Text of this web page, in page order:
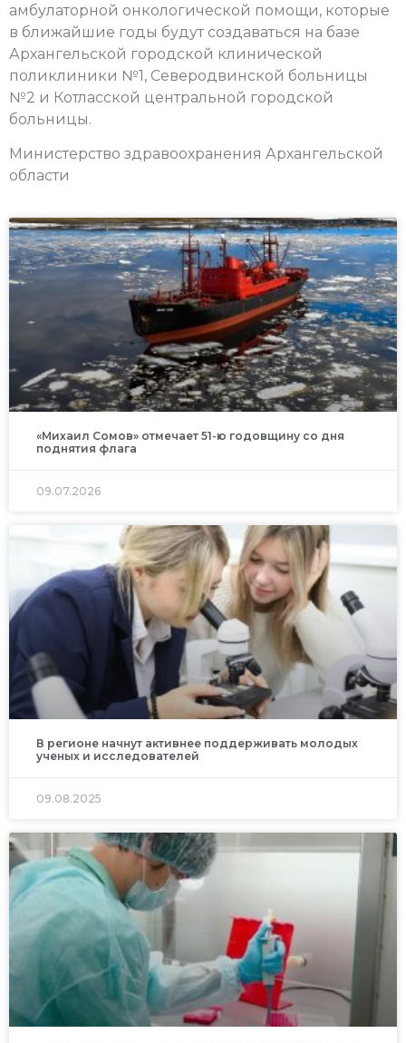
амбулаторной онкологической помощи, которые
в ближайшие годы будут создаваться на базе
Архангельской городской клинической
поликлиники №1, Северодвинской больницы
№2 и Котласской центральной городской
больницы.
Министерство здравоохранения Архангельской
области
«Михаил Сомов» отмечает 51-ю годовщину со дня
поднятия флага
09.07.2026
В регионе начнут активнее поддерживать молодых
ученых и исследователей
09.08.2025